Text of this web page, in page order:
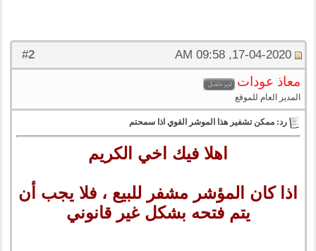
#
2 17-04-2020, 09:58 AM
معاذ عودات
المدير العام للموقع
رد: ممكن تشفير هذا الموشر القوي اذا سمحتم
اهلا فيك اخي الكريم
اذا كان المؤشر مشفر للبيع ، فلا يجب أن
يتم فتحه بشكل غير قانوني